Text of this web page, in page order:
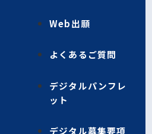
Web出願
よくあるご質問
デジタルパンフレ
ット
デジタル募集要項